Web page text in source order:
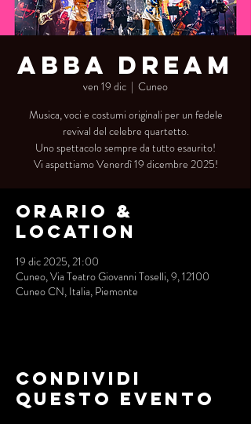
Abba Dream
ven 19 dic
  |
Cuneo
Musica, voci e costumi originali per un fedele
revival del celebre quartetto.
Uno spettacolo sempre da tutto esaurito!
Vi aspettiamo Venerdì 19 dicembre 2025!
Orario &
Location
19 dic 2025, 21:00
Cuneo, Via Teatro Giovanni Toselli, 9, 12100
Cuneo CN, Italia, Piemonte
Condividi
questo evento